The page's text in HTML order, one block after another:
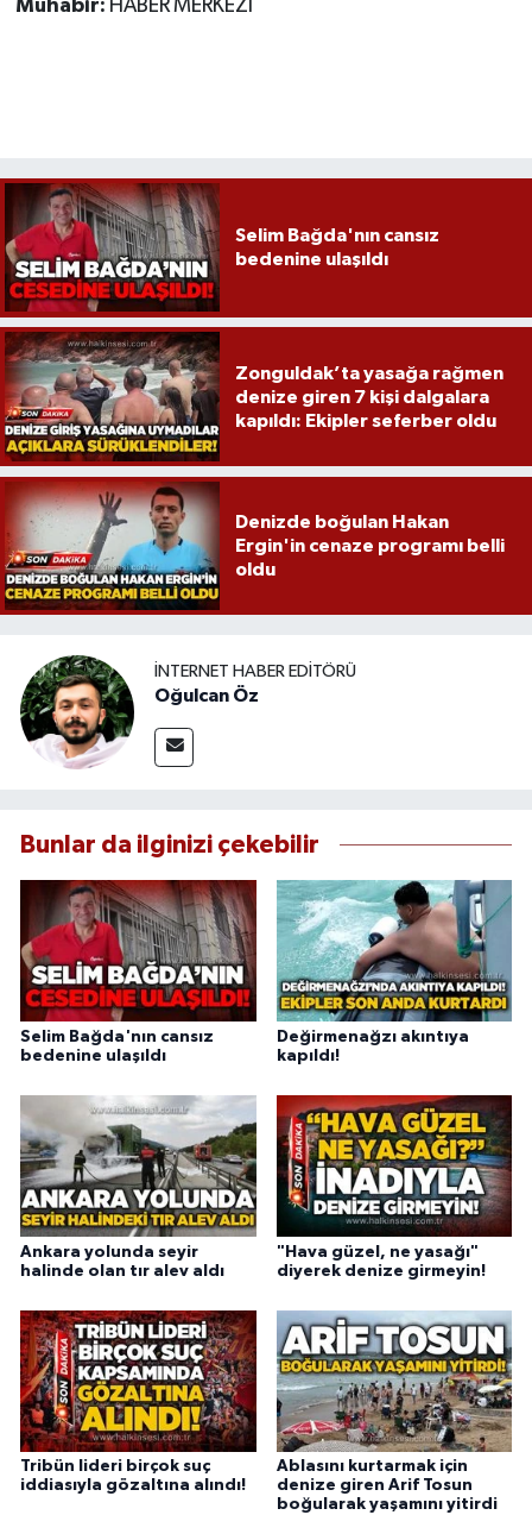
Muhabir: HABER MERKEZİ
Selim Bağda'nın cansız
bedenine ulaşıldı
Zonguldak’ta yasağa rağmen
denize giren 7 kişi dalgalara
kapıldı: Ekipler seferber oldu
Denizde boğulan Hakan
Ergin'in cenaze programı belli
oldu
İNTERNET HABER EDITÖRÜ
Oğulcan Öz
Bunlar da ilginizi çekebilir
Selim Bağda'nın cansız
bedenine ulaşıldı
Değirmenağzı akıntıya
kapıldı!
Ankara yolunda seyir
halinde olan tır alev aldı
"Hava güzel, ne yasağı"
diyerek denize girmeyin!
Tribün lideri birçok suç
iddiasıyla gözaltına alındı!
Ablasını kurtarmak için
denize giren Arif Tosun
boğularak yaşamını yitirdi